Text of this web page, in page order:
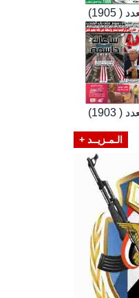
( 1905)
( 1903)
الـمـزيــد +